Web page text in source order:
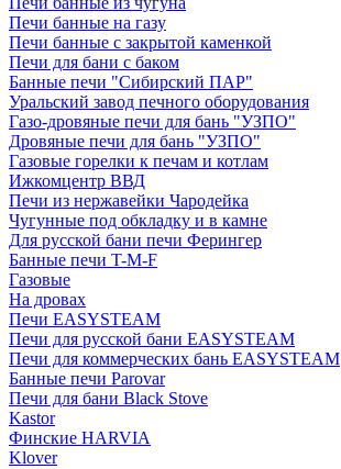
Печи банные на газу
Печи банные с закрытой каменкой
Печи для бани с баком
Банные печи "Сибирский ПАР"
Уральский завод печного оборудования
Газо-дровяные печи для бань "УЗПО"
Дровяные печи для бань "УЗПО"
Газовые горелки к печам и котлам
Ижкомцентр ВВД
Печи из нержавейки Чародейка
Чугунные под обкладку и в камне
Для русской бани печи Ферингер
Банные печи T-M-F
Газовые
На дровах
Печи EASYSTEAM
Печи для русской бани EASYSTEAM
Печи для коммерческих бань EASYSTEAM
Банные печи Parovar
Печи для бани Black Stove
Kastor
Финские HARVIA
Klover